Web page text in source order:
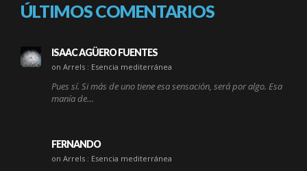
ÚLTIMOS COMENTARIOS
ISAAC AGÜERO FUENTES
on Arrels : Esencia mediterránea
Pues sí. Si más de uno tiene esa sensación, será por algo. Esa
manía de…
FERNANDO
on Arrels : Esencia mediterránea